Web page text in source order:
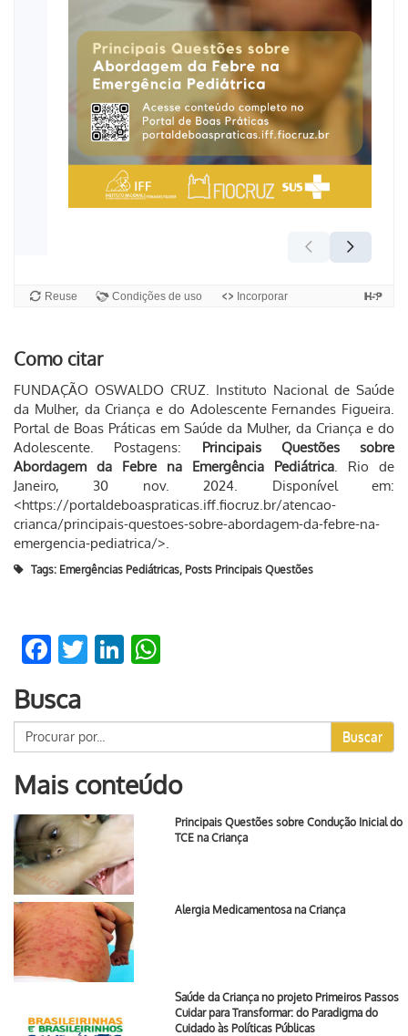
Como citar
FUNDAÇÃO OSWALDO CRUZ. Instituto Nacional de Saúde
da Mulher, da Criança e do Adolescente Fernandes Figueira.
Portal de Boas Práticas em Saúde da Mulher, da Criança e do
Adolescente. Postagens: Principais Questões sobre
Abordagem da Febre na Emergência Pediátrica. Rio de
Janeiro, 30 nov. 2024. Disponível em:
<https://portaldeboaspraticas.iff.fiocruz.br/atencao-
crianca/principais-questoes-sobre-abordagem-da-febre-na-
emergencia-pediatrica/>.
Tags: Emergências Pediátricas, Posts Principais Questões
Facebook
TwitterLinkedIn
Busca
Buscar
Mais conteúdo
Principais Questões sobre Condução Inicial do
TCE na Criança
Alergia Medicamentosa na Criança
Saúde da Criança no projeto Primeiros Passos
Cuidar para Transformar: do Paradigma do
Cuidado às Políticas Públicas